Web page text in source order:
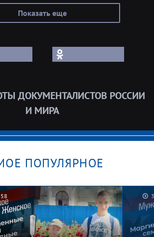
Показать еще
ДОКУМЕНТАЛИСТОВ РОССИИ
И МИРА
ПОПУЛЯРНОЕ